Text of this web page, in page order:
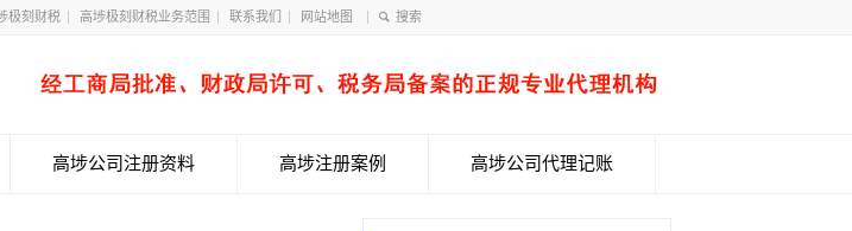
极刻财税 高埗极刻财税业务范围 联系我们 网站地图
高埗公司注册资料 高埗注册案例 高埗公司代理记账